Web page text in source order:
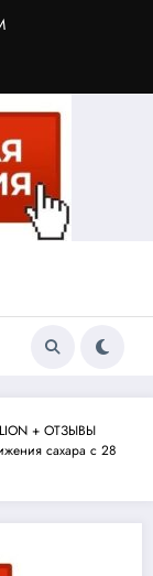
+ ОТЗЫВЫ
сахара с 28